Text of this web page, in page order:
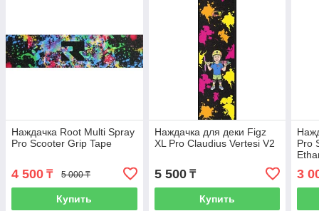
Наждачка Root Multi Spray
Pro Scooter Grip Tape
4 500 ₸ 5 000 ₸
Купить
Наждачка для деки Figz
XL Pro Claudius Vertesi V2
5 500₸
Купить
Pro
3